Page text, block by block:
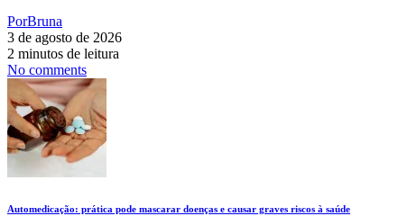
PorBruna
3 de agosto de 2026
2 minutos de leitura
No comments
Automedicação: prática pode mascarar doenças e causar graves riscos à saúde